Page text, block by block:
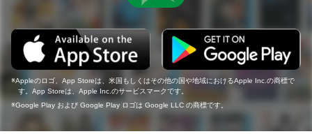
Appleのロゴ、App Storeは、米国もしくはその他の国や地域におけるApple Inc.の商標で
す。App Storeは、Apple Inc.のサービスマークです。
Google Play および Google Play ロゴは Google LLC の商標です。